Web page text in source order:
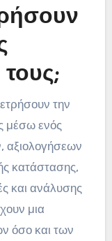
την
μέσω ενός
αξιολογήσεων
κατάστασης,
και ανάλυσης
μια
όσο και των